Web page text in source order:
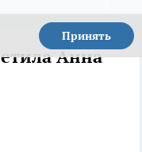
Принять
Анна